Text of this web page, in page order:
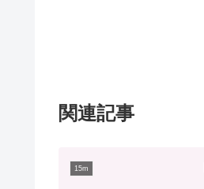
関連記事
15m